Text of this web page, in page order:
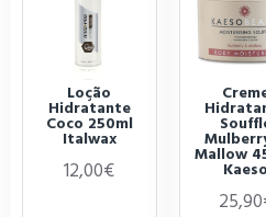
Loção
Hidratante
Coco 250ml
Italwax
12,00€
Mallow
Kaeso